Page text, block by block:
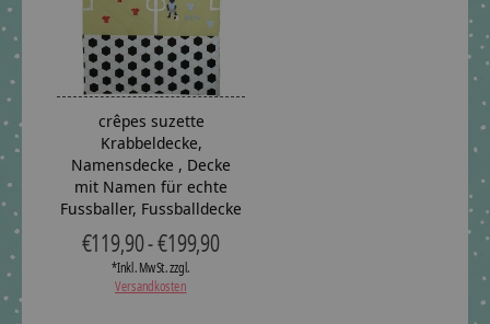
crêpes suzette
Krabbeldecke,
Namensdecke , Decke
mit Namen für echte
Fussballer, Fussballdecke
€119,90 - €199,90
*Inkl. MwSt. zzgl.
Versandkosten